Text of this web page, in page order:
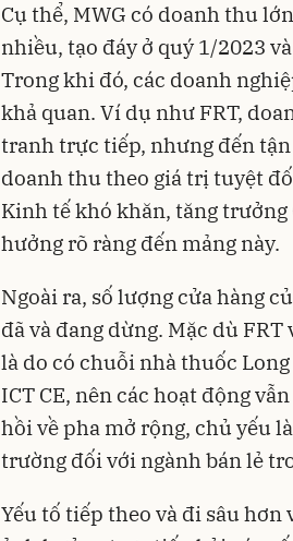
Cụ thể, MWG có doanh thu
nhiều, tạo đáy ở quý 1/2023
Trong khi đó, các doanh
khả quan. Ví dụ như FRT,
tranh trực tiếp, nhưng đến
doanh thu theo giá trị tuyệt
Kinh tế khó khăn, tăng trưởng
hưởng rõ ràng đến mảng này.
Ngoài ra, số lượng cửa hàng
đã và đang dừng. Mặc dù
là do có chuỗi nhà thuốc
ICT CE, nên các hoạt động
hồi về pha mở rộng, chủ yếu
trường đối với ngành bán lẻ
Yếu tố tiếp theo và đi sâu